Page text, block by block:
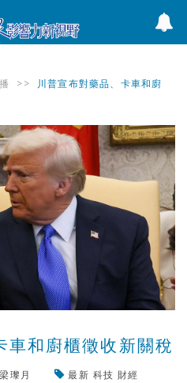
>>
川普宣布對藥品、卡車和廚
車和廚櫃徵收新關稅
梁瓈月 最新 科技 財經